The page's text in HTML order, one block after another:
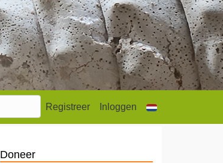
Registreer Inloggen
Doneer